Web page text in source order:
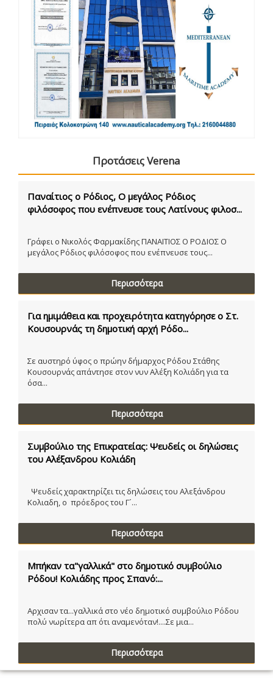
Προτάσεις Verena
Παναίτιος ο Ρόδιος, Ο μεγάλος Ρόδιος
φιλόσοφος που ενέπνευσε τους Λατίνους φιλοσ...
Γράφει ο Νικολός Φαρμακίδης ΠΑΝΑΙΤΙΟΣ Ο ΡΟΔΙΟΣ Ο
μεγάλος Ρόδιος φιλόσοφος που ενέπνευσε τους...
Περισσότερα
Για ημιμάθεια και προχειρότητα κατηγόρησε ο Στ.
Κουσουρνάς τη δημοτική αρχή Ρόδο...
Σε αυστηρό ύφος ο πρώην δήμαρχος Ρόδου Στάθης
Κουσουρνάς απάντησε στον νυν Αλέξη Κολιάδη για τα
όσα...
Περισσότερα
Συμβούλιο της Επικρατείας: Ψευδείς οι δηλώσεις
του Αλέξανδρου Κολιάδη
Ψευδείς χαρακτηρίζει τις δηλώσεις του Αλεξάνδρου
Κολιαδη, ο πρόεδρος του Γ´...
Περισσότερα
Μπήκαν τα"γαλλικά" στο δημοτικό συμβούλιο
Ρόδου! Κολιάδης προς Σπανό:...
Αρχισαν τα...γαλλικά στο νέο δημοτικό συμβούλιο Ρόδου
πολύ νωρίτερα απ ότι αναμενόταν!....Σε μια...
Περισσότερα